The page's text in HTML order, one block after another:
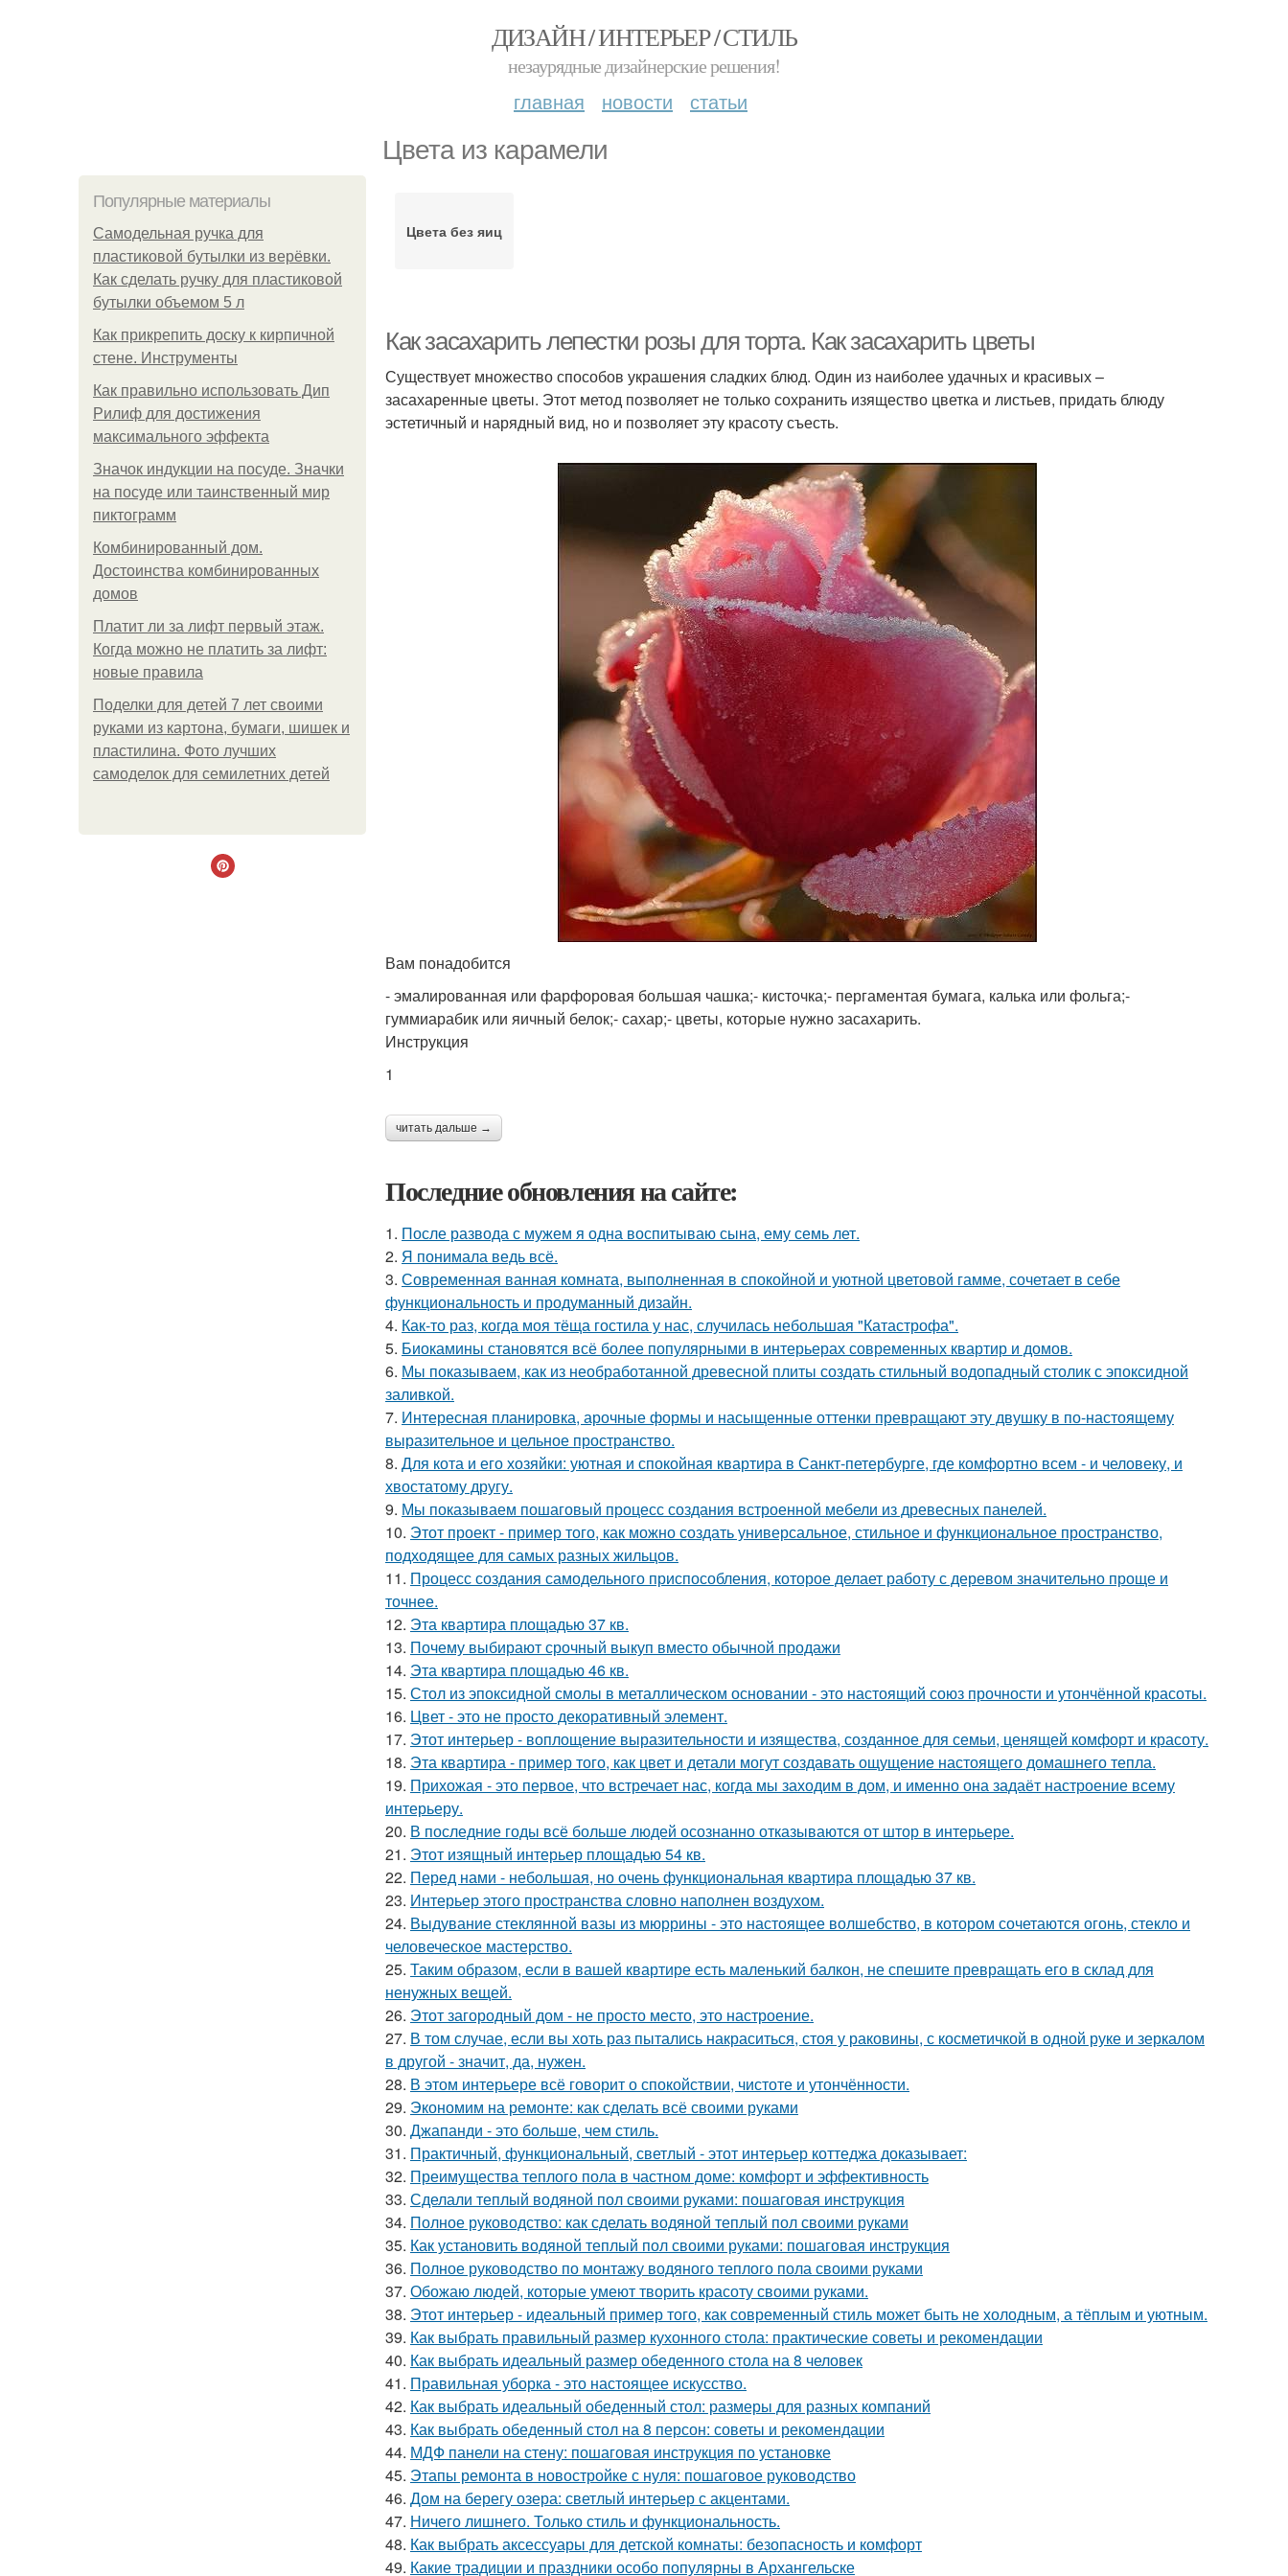
ДИЗАЙН / ИНТЕРЬЕР / СТИЛЬ
незаурядные дизайнерские решения!
главная новости статьи
Цвета из карамели
Популярные материалы
Самодельная ручка для
пластиковой бутылки из верёвки.
Как сделать ручку для пластиковой
бутылки объемом 5 л
Как прикрепить доску к кирпичной
стене. Инструменты
Как правильно использовать Дип
Рилиф для достижения
максимального эффекта
Значок индукции на посуде. Значки
на посуде или таинственный мир
пиктограмм
Комбинированный дом.
Достоинства комбинированных
домов
Платит ли за лифт первый этаж.
Когда можно не платить за лифт:
новые правила
Поделки для детей 7 лет своими
руками из картона, бумаги, шишек и
пластилина. Фото лучших
самоделок для семилетних детей
Цвета без яиц
Как засахарить лепестки розы для торта. Как засахарить цветы
Существует множество способов украшения сладких блюд. Один из наиболее удачных и красивых –
засахаренные цветы. Этот метод позволяет не только сохранить изящество цветка и листьев, придать блюду
эстетичный и нарядный вид, но и позволяет эту красоту съесть.
Вам понадобится
- эмалированная или фарфоровая большая чашка;- кисточка;- пергаментая бумага, калька или фольга;-
гуммиарабик или яичный белок;- сахар;- цветы, которые нужно засахарить.
Инструкция
1
читать дальше →
Последние обновления на сайте:
1. После развода с мужем я одна воспитываю сына, ему семь лет.
2. Я понимала ведь всё.
3. Современная ванная комната, выполненная в спокойной и уютной цветовой гамме, сочетает в себе
функциональность и продуманный дизайн.
4. Как-то раз, когда моя тёща гостила у нас, случилась небольшая "Катастрофа".
5. Биокамины становятся всё более популярными в интерьерах современных квартир и домов.
6. Мы показываем, как из необработанной древесной плиты создать стильный водопадный столик с эпоксидной
заливкой.
7. Интересная планировка, арочные формы и насыщенные оттенки превращают эту двушку в по-настоящему
выразительное и цельное пространство.
8. Для кота и его хозяйки: уютная и спокойная квартира в Санкт-петербурге, где комфортно всем - и человеку, и
хвостатому другу.
9. Мы показываем пошаговый процесс создания встроенной мебели из древесных панелей.
10. Этот проект - пример того, как можно создать универсальное, стильное и функциональное пространство,
подходящее для самых разных жильцов.
11. Процесс создания самодельного приспособления, которое делает работу с деревом значительно проще и
точнее.
12. Эта квартира площадью 37 кв.
13. Почему выбирают срочный выкуп вместо обычной продажи
14. Эта квартира площадью 46 кв.
15. Стол из эпоксидной смолы в металлическом основании - это настоящий союз прочности и утончённой красоты.
16. Цвет - это не просто декоративный элемент.
17. Этот интерьер - воплощение выразительности и изящества, созданное для семьи, ценящей комфорт и красоту.
18. Эта квартира - пример того, как цвет и детали могут создавать ощущение настоящего домашнего тепла.
19. Прихожая - это первое, что встречает нас, когда мы заходим в дом, и именно она задаёт настроение всему
интерьеру.
20. В последние годы всё больше людей осознанно отказываются от штор в интерьере.
21. Этот изящный интерьер площадью 54 кв.
22. Перед нами - небольшая, но очень функциональная квартира площадью 37 кв.
23. Интерьер этого пространства словно наполнен воздухом.
24. Выдувание стеклянной вазы из мюррины - это настоящее волшебство, в котором сочетаются огонь, стекло и
человеческое мастерство.
25. Таким образом, если в вашей квартире есть маленький балкон, не спешите превращать его в склад для
ненужных вещей.
26. Этот загородный дом - не просто место, это настроение.
27. В том случае, если вы хоть раз пытались накраситься, стоя у раковины, с косметичкой в одной руке и зеркалом
в другой - значит, да, нужен.
28. В этом интерьере всё говорит о спокойствии, чистоте и утончённости.
29. Экономим на ремонте: как сделать всё своими руками
30. Джапанди - это больше, чем стиль.
31. Практичный, функциональный, светлый - этот интерьер коттеджа доказывает:
32. Преимущества теплого пола в частном доме: комфорт и эффективность
33. Сделали теплый водяной пол своими руками: пошаговая инструкция
34. Полное руководство: как сделать водяной теплый пол своими руками
35. Как установить водяной теплый пол своими руками: пошаговая инструкция
36. Полное руководство по монтажу водяного теплого пола своими руками
37. Обожаю людей, которые умеют творить красоту своими руками.
38. Этот интерьер - идеальный пример того, как современный стиль может быть не холодным, а тёплым и уютным.
39. Как выбрать правильный размер кухонного стола: практические советы и рекомендации
40. Как выбрать идеальный размер обеденного стола на 8 человек
41. Правильная уборка - это настоящее искусство.
42. Как выбрать идеальный обеденный стол: размеры для разных компаний
43. Как выбрать обеденный стол на 8 персон: советы и рекомендации
44. МДФ панели на стену: пошаговая инструкция по установке
45. Этапы ремонта в новостройке с нуля: пошаговое руководство
46. Дом на берегу озера: светлый интерьер с акцентами.
47. Ничего лишнего. Только стиль и функциональность.
48. Как выбрать аксессуары для детской комнаты: безопасность и комфорт
49. Какие традиции и праздники особо популярны в Архангельске